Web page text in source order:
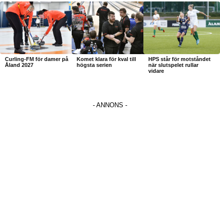
Curling-FM för damer på
Åland 2027
Komet klara för kval till
högsta serien
HPS står för motståndet
när slutspelet rullar
vidare